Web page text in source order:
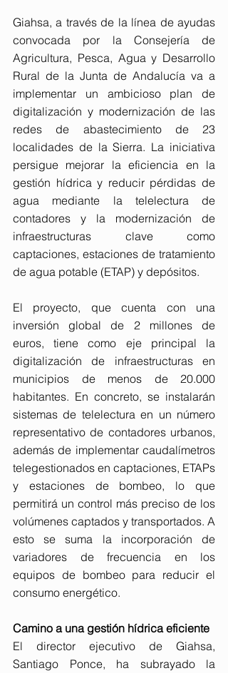
Giahsa, a través de la línea de ayudas
convocada por la Consejería de
Agricultura, Pesca, Agua y Desarrollo
Rural de la Junta de Andalucía va a
implementar un ambicioso plan de
digitalización y modernización de las
redes de abastecimiento de 23
localidades de la Sierra. La iniciativa
persigue mejorar la eficiencia en la
gestión hídrica y reducir pérdidas de
agua mediante la telelectura de
contadores y la modernización de
infraestructuras clave como
captaciones, estaciones de tratamiento
de agua potable (ETAP) y depósitos.
El proyecto, que cuenta con una
inversión global de 2 millones de
euros, tiene como eje principal la
digitalización de infraestructuras en
municipios de menos de 20.000
habitantes. En concreto, se instalarán
sistemas de telelectura en un número
representativo de contadores urbanos,
además de implementar caudalímetros
telegestionados en captaciones, ETAPs
y estaciones de bombeo, lo que
permitirá un control más preciso de los
volúmenes captados y transportados. A
esto se suma la incorporación de
variadores de frecuencia en los
equipos de bombeo para reducir el
consumo energético.
Camino a una gestión hídrica eficiente
El director ejecutivo de Giahsa,
Santiago Ponce, ha subrayado la